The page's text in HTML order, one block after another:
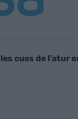
cues de l’atur